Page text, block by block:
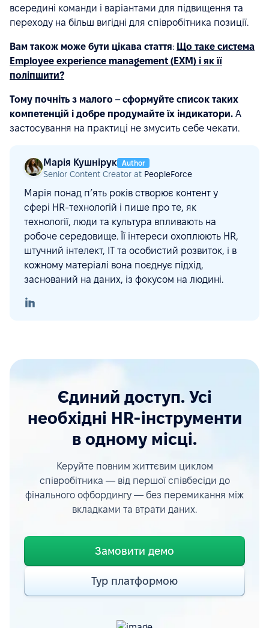
всередині команди і варіантами для підвищення та
переходу на більш вигідні для співробітника позиції.
Вам також може бути цікава стаття: Що таке система
Employee experience management (EXM) і як її
поліпшити?
Тому почніть з малого – сформуйте список таких
компетенцій і добре продумайте їх індикатори. А
застосування на практиці не змусить себе чекати.
Марія Кушнірук Author
Senior Content Creator at PeopleForce
Марія понад п’ять років створює контент у
сфері HR-технологій і пише про те, як
технології, люди та культура впливають на
робоче середовище. Її інтереси охоплюють HR,
штучний інтелект, ІТ та особистий розвиток, і в
кожному матеріалі вона поєднує підхід,
заснований на даних, із фокусом на людині.
Єдиний доступ. Усі
необхідні HR-інструменти
в одному місці.
Керуйте повним життєвим циклом
співробітника — від першої співбесіди до
фінального офбордингу — без перемикання між
вкладками та втрати даних.
Замовити демо
Тур платформою